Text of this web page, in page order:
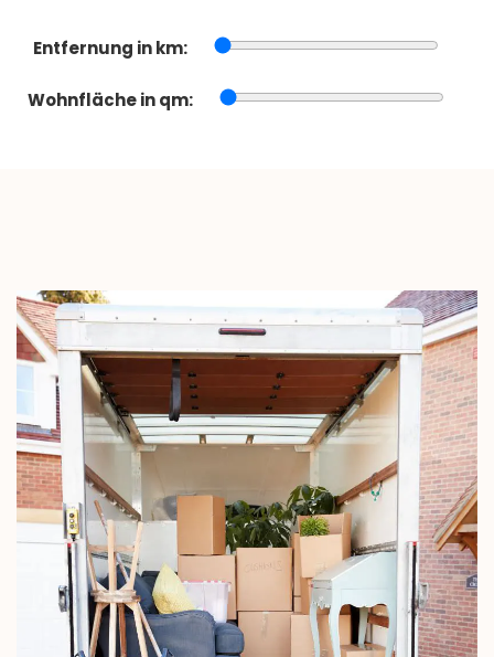
Entfernung in km:
Wohnfläche in qm: